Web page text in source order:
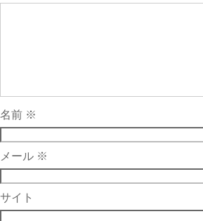
名前 ※
メール ※
サイト